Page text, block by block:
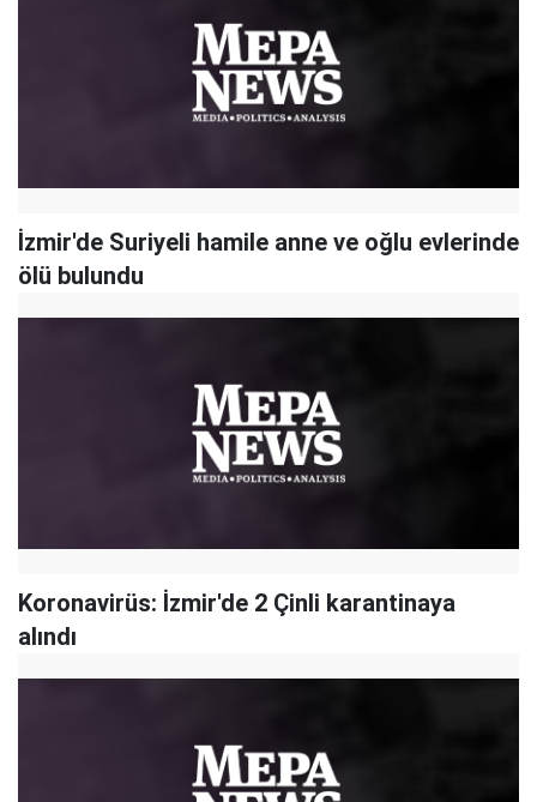
İzmir'de Suriyeli hamile anne ve oğlu evlerinde
ölü bulundu
Koronavirüs: İzmir'de 2 Çinli karantinaya
alındı